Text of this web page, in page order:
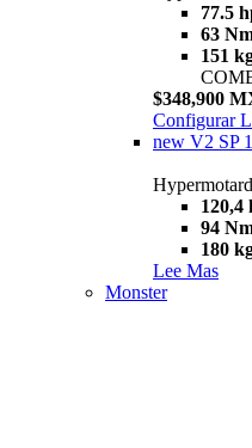
77.5
63
151
$348,900
Configurar
new V2 SP
120,4
94
180
Lee Mas
Monster